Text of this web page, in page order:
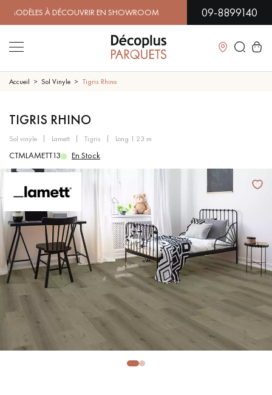
À DÉCOUVRIR EN SHOWROOM | DISPONIBILITÉ
09-8899140
Fermer
LES RECHERCHES LES PLUS COURANTES
SOL PLAQUÉ BOIS VERITABLES
PARQUETS À MOTIFS
TRADITIONNELS
PARQUET EN BOIS EXOTIQUE PARQUET VERNIS
PARQUET HUILÉ PARQUET EN BOIS BRUT
PARQUET VIEILLI PARQUET EN CHÊNE FUMÉ
PARQUET LAMES LARGES XXL PARQUET EN CHÊNE
Accueil Sol Vinyle Tigris Rhino
TIGRIS RHINO
sol vinyle lamett tigris long 1.23 m
CTMLAMETT13 En Stock